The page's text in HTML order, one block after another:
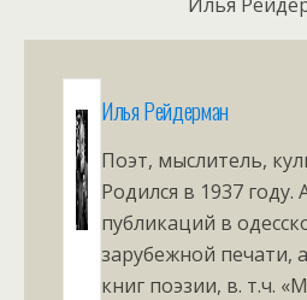
Илья Рейдерман
Поэт, мыслитель,
Родился в 1937
публикаций в
зарубежной печати,
книг поэзии, в. т.ч.